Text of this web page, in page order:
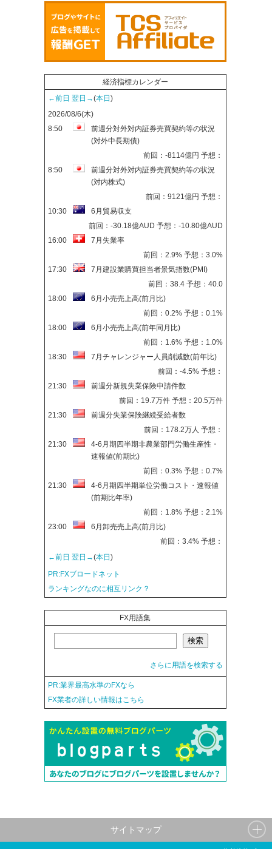
経済指標カレンダー
←前日 翌日→(本日)
2026/08/6(木)
8:50
前週分対外対内証券売買契約等の状況
(対外中長期債)
前回：-8114億円 予想：
8:50
前週分対外対内証券売買契約等の状況
(対内株式)
前回：9121億円 予想：
10:30
6月貿易収支
前回：-30.18億AUD 予想：-10.80億AUD
16:00
7月失業率
前回：2.9% 予想：3.0%
17:30
7月建設業購買担当者景気指数(PMI)
前回：38.4 予想：40.0
18:00
6月小売売上高(前月比)
前回：0.2% 予想：0.1%
18:00
6月小売売上高(前年同月比)
前回：1.6% 予想：1.0%
18:30
7月チャレンジャー人員削減数(前年比)
前回：-4.5% 予想：
21:30
前週分新規失業保険申請件数
前回：19.7万件 予想：20.5万件
21:30
前週分失業保険継続受給者数
前回：178.2万人 予想：
21:30
4-6月期四半期非農業部門労働生産性・
速報値(前期比)
前回：0.3% 予想：0.7%
21:30
4-6月期四半期単位労働コスト・速報値
(前期比年率)
前回：1.8% 予想：2.1%
23:00
6月卸売売上高(前月比)
前回：3.4% 予想：
←前日 翌日→(本日)
PR:FXブロードネット
ランキングなのに相互リンク？
FX用語集
さらに用語を検索する
PR:業界最高水準のFXなら
FX業者の詳しい情報はこちら
サイトマップ